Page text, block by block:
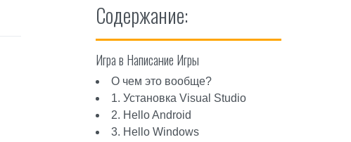
Содержание:
Игра в Написание Игры
О чем это вообще?
1. Установка Visual Studio
2. Hello Android
3. Hello Windows